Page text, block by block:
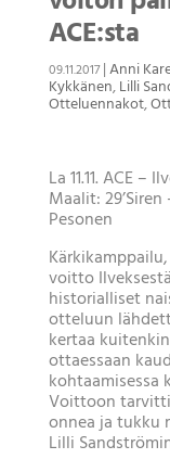
ACE:sta
09.11.2017|Anni
Kykkänen,Lilli
Otteluennakot,
La 11.11. ACE –
Maalit: 29’Siren
Pesonen
voitto
historialliset
otteluun
kertaa
ottaessaan
kohtaamisessa
Voittoon
onnea ja tukku
Lilli